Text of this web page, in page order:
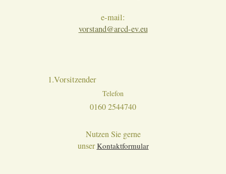
e-mail:
vorstand@arcd-ev.eu
1.Vorsitzender
Telefon
0160 2544740
Nutzen Sie gerne
unser Kontaktformular